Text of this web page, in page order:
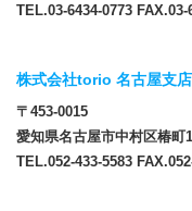
TEL.03-6434-0773 FAX.03-
株式会社torio 名古屋支店
〒453-0015
愛知県名古屋市中村区椿
TEL.052-433-5583